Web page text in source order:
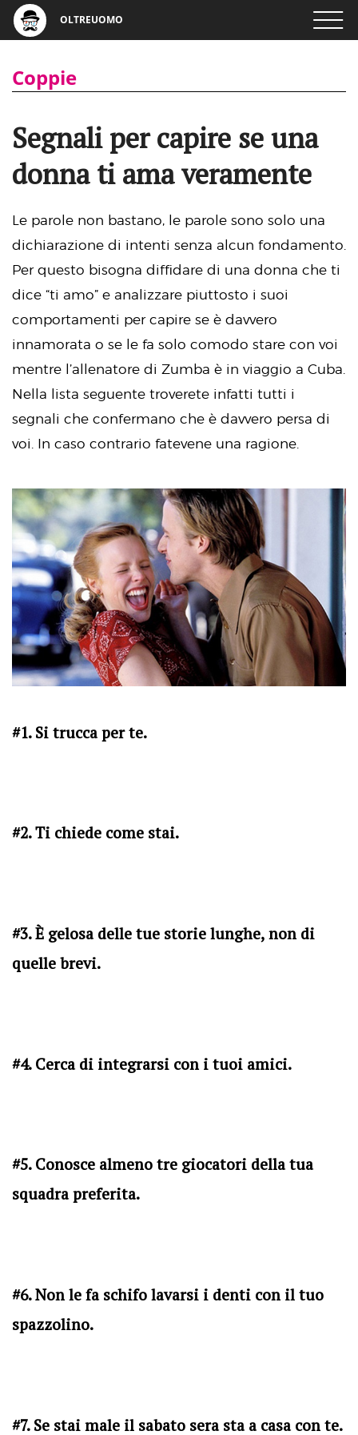
OLTREUOMO
Coppie
Segnali per capire se una
donna ti ama veramente
Le parole non bastano, le parole sono solo una
dichiarazione di intenti senza alcun fondamento.
Per questo bisogna diffidare di una donna che ti
dice “ti amo” e analizzare piuttosto i suoi
comportamenti per capire se è davvero
innamorata o se le fa solo comodo stare con voi
mentre l’allenatore di Zumba è in viaggio a Cuba.
Nella lista seguente troverete infatti tutti i
segnali che confermano che è davvero persa di
voi. In caso contrario fatevene una ragione.
#1. Si trucca per te.
#2. Ti chiede come stai.
#3. È gelosa delle tue storie lunghe, non di
quelle brevi.
#4. Cerca di integrarsi con i tuoi amici.
#5. Conosce almeno tre giocatori della tua
squadra preferita.
#6. Non le fa schifo lavarsi i denti con il tuo
spazzolino.
#7. Se stai male il sabato sera sta a casa con te.